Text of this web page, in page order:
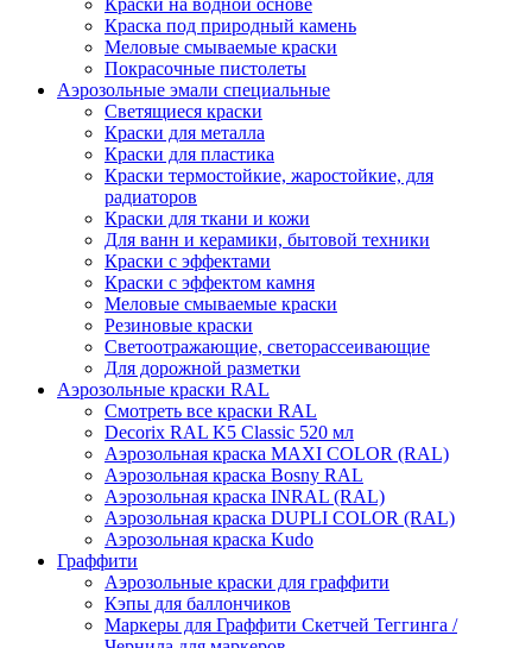
Краска под природный камень
Меловые смываемые краски
Покрасочные пистолеты
Аэрозольные эмали специальные
Светящиеся краски
Краски для металла
Краски для пластика
Краски термостойкие, жаростойкие, для
радиаторов
Краски для ткани и кожи
Для ванн и керамики, бытовой техники
Краски с эффектами
Краски с эффектом камня
Меловые смываемые краски
Резиновые краски
Светоотражающие, светорассеивающие
Для дорожной разметки
Аэрозольные краски RAL
Смотреть все краски RAL
Decorix RAL K5 Classic 520 мл
Аэрозольная краска MAXI COLOR (RAL)
Аэрозольная краска Bosny RAL
Аэрозольная краска INRAL (RAL)
Аэрозольная краска DUPLI COLOR (RAL)
Аэрозольная краска Kudo
Граффити
Аэрозольные краски для граффити
Кэпы для баллончиков
Маркеры для Граффити Скетчей Теггинга /